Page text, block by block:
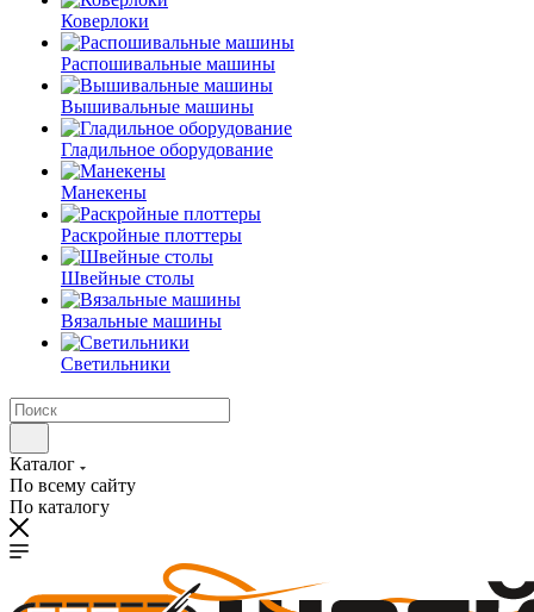
Коверлоки
Распошивальные машины
Вышивальные машины
Гладильное оборудование
Манекены
Раскройные плоттеры
Швейные столы
Вязальные машины
Светильники
Каталог
По всему сайту
По каталогу